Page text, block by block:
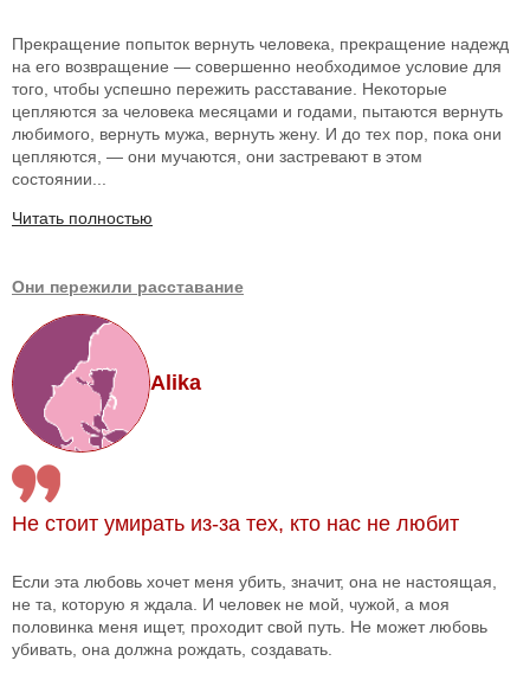
Прекращение попыток вернуть человека, прекращение надежд
на его возвращение — совершенно необходимое условие для
того, чтобы успешно пережить расставание. Некоторые
цепляются за человека месяцами и годами, пытаются вернуть
любимого, вернуть мужа, вернуть жену. И до тех пор, пока они
цепляются, — они мучаются, они застревают в этом
состоянии...
Читать полностью
Они пережили расставание
Alika
Не стоит умирать из-за тех, кто нас не любит
Если эта любовь хочет меня убить, значит, она не настоящая,
не та, которую я ждала. И человек не мой, чужой, а моя
половинка меня ищет, проходит свой путь. Не может любовь
убивать, она должна рождать, создавать.